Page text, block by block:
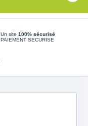
Un site 100% sécurisé
PAIEMENT SECURISE